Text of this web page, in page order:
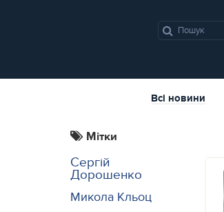
Всі новини
Мітки
Сергій
Дорошенко
Микола Кльоц